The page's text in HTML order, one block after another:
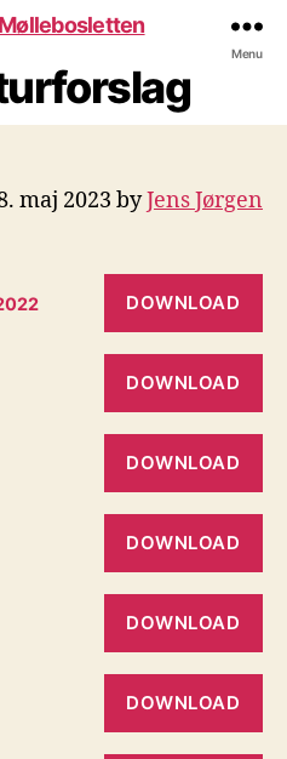
Menu
maj 2023 byJens Jørgen
DOWNLOAD
DOWNLOAD
DOWNLOAD
DOWNLOAD
DOWNLOAD
DOWNLOAD